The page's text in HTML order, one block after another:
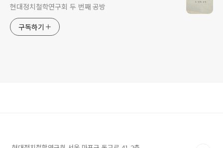
현대정치철학연구회 두 번째 공방
구독하기